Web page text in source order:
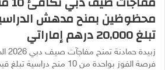
محظوظين بمنح مدهش
تبلغ 20,000 درهم إماراتي